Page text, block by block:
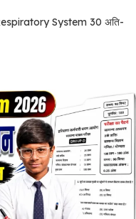
System 30 अति-